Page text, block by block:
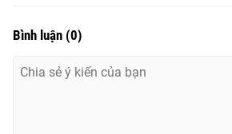
Bình luận (0)